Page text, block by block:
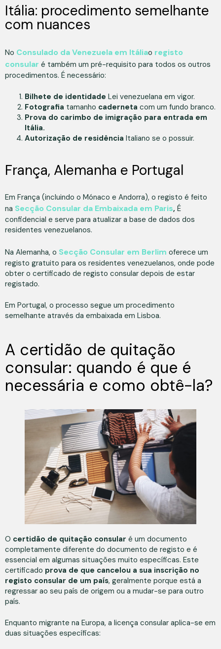
Itália: procedimento semelhante
com nuances
No Consulado da Venezuela em Itáliao registo
consular é também um pré-requisito para todos os outros
procedimentos. É necessário:
Bilhete de identidade Lei venezuelana em vigor.
Fotografia tamanho caderneta com um fundo branco.
Prova do carimbo de imigração para entrada em
Itália.
Autorização de residência Italiano se o possuir.
França, Alemanha e Portugal
Em França (incluindo o Mónaco e Andorra), o registo é feito
na Secção Consular da Embaixada em Paris, É
confidencial e serve para atualizar a base de dados dos
residentes venezuelanos.
Na Alemanha, o Secção Consular em Berlim oferece um
registo gratuito para os residentes venezuelanos, onde pode
obter o certificado de registo consular depois de estar
registado.
Em Portugal, o processo segue um procedimento
semelhante através da embaixada em Lisboa.
A certidão de quitação
consular: quando é que é
necessária e como obtê-la?
O certidão de quitação consular é um documento
completamente diferente do documento de registo e é
essencial em algumas situações muito específicas. Este
certificado prova de que cancelou a sua inscrição no
registo consular de um país, geralmente porque está a
regressar ao seu país de origem ou a mudar-se para outro
país.
Enquanto migrante na Europa, a licença consular aplica-se em
duas situações específicas: